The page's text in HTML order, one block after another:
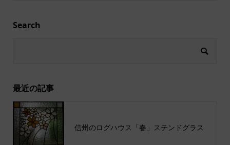
Search
最近の記事
信州のログハウス「春」ステンドグラス